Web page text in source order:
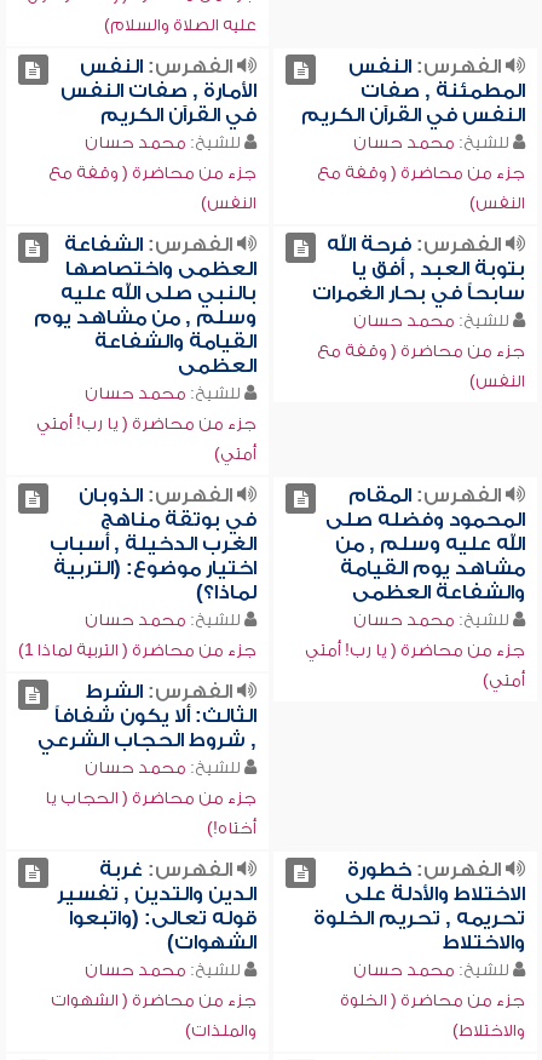
عليه الصلاة والسلام)
الفهرس:النفس
المطمئنة , صفات
النفس في القرآن الكريم
للشيخ: محمد حسان
جزء من محاضرة ( وقفة مع
النفس)
الفهرس:النفس
الأمارة , صفات النفس
في القرآن الكريم
للشيخ: محمد حسان
جزء من محاضرة ( وقفة مع
النفس)
الفهرس:فرحة الله
بتوبة العبد , أفق يا
سابحاً في بحار الغمرات
للشيخ: محمد حسان
جزء من محاضرة ( وقفة مع
النفس)
الفهرس:الشفاعة
العظمى واختصاصها
بالنبي صلى الله عليه
وسلم , من مشاهد يوم
القيامة والشفاعة
العظمى
للشيخ: محمد حسان
جزء من محاضرة ( يا رب! أمتي
أمتي)
الفهرس:المقام
المحمود وفضله صلى
الله عليه وسلم , من
مشاهد يوم القيامة
والشفاعة العظمى
للشيخ: محمد حسان
جزء من محاضرة ( يا رب! أمتي
أمتي)
الفهرس:الذوبان
في بوتقة مناهج
الغرب الدخيلة , أسباب
اختيار موضوع: (التربية
لماذا؟)
للشيخ: محمد حسان
جزء من محاضرة ( التربية لماذا 1)
الفهرس:الشرط
الثالث: ألا يكون شفافاً
, شروط الحجاب الشرعي
للشيخ: محمد حسان
جزء من محاضرة ( الحجاب يا
أختاه!)
الفهرس:خطورة
الاختلاط والأدلة على
تحريمه , تحريم الخلوة
والاختلاط
للشيخ: محمد حسان
جزء من محاضرة ( الخلوة
والاختلاط)
الفهرس: غربة
الدين والتدين , تفسير
قوله تعالى: (واتبعوا
الشهوات)
للشيخ: محمد حسان
جزء من محاضرة ( الشهوات
والملذات)